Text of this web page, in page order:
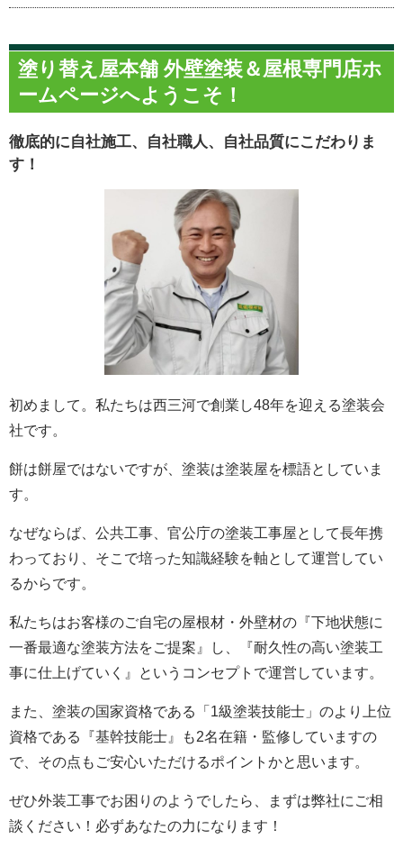
塗り替え屋本舗 外壁塗装＆屋根専門店ホ
ームページへようこそ！
徹底的に自社施工、自社職人、自社品質にこだわりま
す！
初めまして。私たちは西三河で創業し48年を迎える塗装会
社です。
餅は餅屋ではないですが、塗装は塗装屋を標語としていま
す。
なぜならば、公共工事、官公庁の塗装工事屋として長年携
わっており、そこで培った知識経験を軸として運営してい
るからです。
私たちはお客様のご自宅の屋根材・外壁材の『下地状態に
一番最適な塗装方法をご提案』し、『耐久性の高い塗装工
事に仕上げていく』というコンセプトで運営しています。
また、塗装の国家資格である「1級塗装技能士」のより上位
資格である『基幹技能士』も2名在籍・監修していますの
で、その点もご安心いただけるポイントかと思います。
ぜひ外装工事でお困りのようでしたら、まずは弊社にご相
談ください！必ずあなたの力になります！